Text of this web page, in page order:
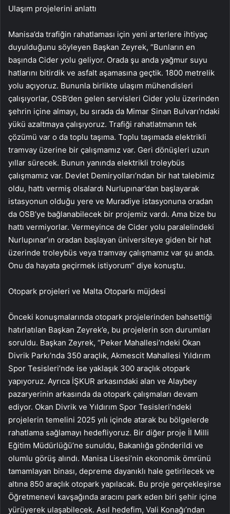
Ulaşım projelerini anlattı
Manisa’da trafiğin rahatlaması için yeni arterlere ihtiyaç
duyulduğunu söyleyen Başkan Zeyrek, “Bunların en
başında Cider yolu geliyor. Orada şu anda yağmur suyu
hatlarını bitirdik ve asfalt aşamasına geçtik. 1800 metrelik
yolu açıyoruz. Bununla birlikte ulaşım mühendisleri
çalışıyorlar, OSB’den gelen servisleri Cider yolu üzerinden
şehrin içine almayı, bu sırada da Mimar Sinan Bulvarı’ndaki
yükü azaltmaya çalışıyoruz. Trafiği rahatlatmanın tek
çözümü var o da toplu taşıma. Toplu taşımada elektrikli
tramvay üzerine bir çalışmamız var. Geri dönüşleri uzun
yıllar sürecek. Bunun yanında elektrikli troleybüs
çalışmamız var. Devlet Demiryolları’ndan bir hat talebimiz
oldu, hattı vermiş olsalardı Nurlupınar’dan başlayarak
istasyonun olduğu yere ve Muradiye istasyonuna oradan
da OSB’ye bağlanabilecek bir projemiz vardı. Ama bize bu
hattı vermiyorlar. Vermeyince de Cider yolu paralelindeki
Nurlupınar’ın oradan başlayan üniversiteye giden bir hat
üzerinde troleybüs veya tramvay çalışmamız var şu anda.
Onu da hayata geçirmek istiyorum” diye konuştu.
Otopark projeleri ve Malta Otoparkı müjdesi
Önceki konuşmalarında otopark projelerinden bahsettiği
hatırlatılan Başkan Zeyrek’e, bu projelerin son durumları
soruldu. Başkan Zeyrek, “Peker Mahallesi’ndeki Okan
Divrik Parkı’nda 350 araçlık, Akmescit Mahallesi Yıldırım
Spor Tesisleri’nde ise yaklaşık 300 araçlık otopark
yapıyoruz. Ayrıca İŞKUR arkasındaki alan ve Alaybey
pazaryerinin arkasında da otopark çalışmaları devam
ediyor. Okan Divrik ve Yıldırım Spor Tesisleri’ndeki
projelerin temelini 2025 yılı içinde atarak bu bölgelerde
rahatlama sağlamayı hedefliyoruz. Bir diğer proje İl Milli
Eğitim Müdürlüğü’ne sunuldu, Bakanlığa gönderildi ve
olumlu görüş alındı. Manisa Lisesi’nin ekonomik ömrünü
tamamlayan binası, depreme dayanıklı hale getirilecek ve
altına 850 araçlık otopark yapılacak. Bu proje gerçekleşirse
Öğretmenevi kavşağında aracını park eden biri şehir içine
yürüyerek ulaşabilecek. Asıl hedefim, Vali Konağı’ndan